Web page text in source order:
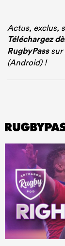
Actus, exclus,
Téléchargez
RugbyPasssur
(Android) !